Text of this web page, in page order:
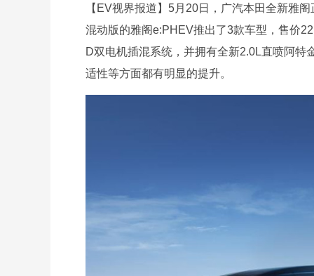
【EV视界报道】5月20日，广汽本田全新雅
混动版的雅阁e:PHEV推出了3款车型，售价
D双电机插混系统，并拥有全新2.0L直喷阿
适性等方面都有明显的提升。